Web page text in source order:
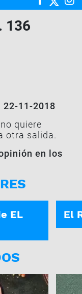
136
11-2018
quiere
otra salida.
en los
EL
El